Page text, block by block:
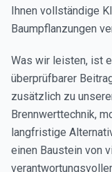
Ihnen vollständige
Baumpflanzungen
Was wir leisten, ist
überprüfbarer
zusätzlich zu
Brennwerttechnik,
langfristige
einen Baustein von